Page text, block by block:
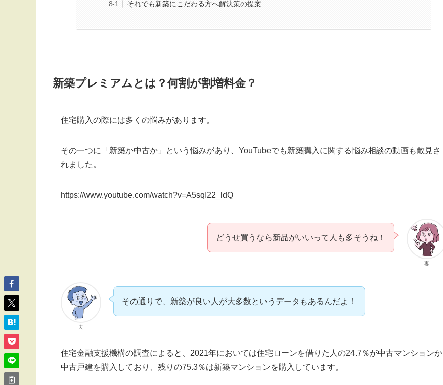
それでも新築にこだわる方へ解決策の提案
新築プレミアムとは？何割が割増料金？
住宅購入の際には多くの悩みがあります。
その一つに「新築か中古か」という悩みがあり、YouTubeでも新築購入に関する悩み相談の動画も散見さ
れました。
https://www.youtube.com/watch?v=A5sqI22_ldQ
妻
どうせ買うなら新品がいいって人も多そうね！
夫
その通りで、新築が良い人が大多数というデータもあるんだよ！
住宅金融支援機構の調査によると、2021年においては住宅ローンを借りた人の24.7％が中古マンションか
中古戸建を購入しており、残りの75.3％は新築マンションを購入しています。